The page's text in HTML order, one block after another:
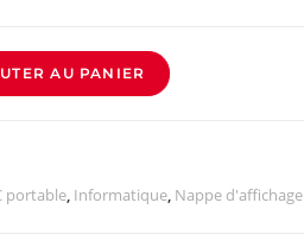
AU PANIER
portable, Informatique, Nappe d'affichage